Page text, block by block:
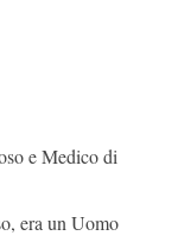
e Medico di
era un Uomo